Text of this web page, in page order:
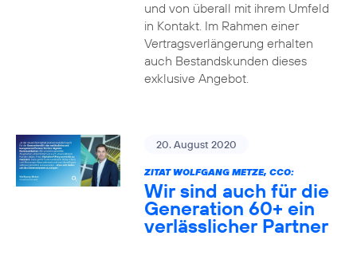
und von überall mit ihrem Umfeld
in Kontakt. Im Rahmen einer
Vertragsverlängerung erhalten
auch Bestandskunden dieses
exklusive Angebot.
20. August 2020
ZITAT WOLFGANG METZE, CCO:
Wir sind auch für die
Generation 60+ ein
verlässlicher Partner